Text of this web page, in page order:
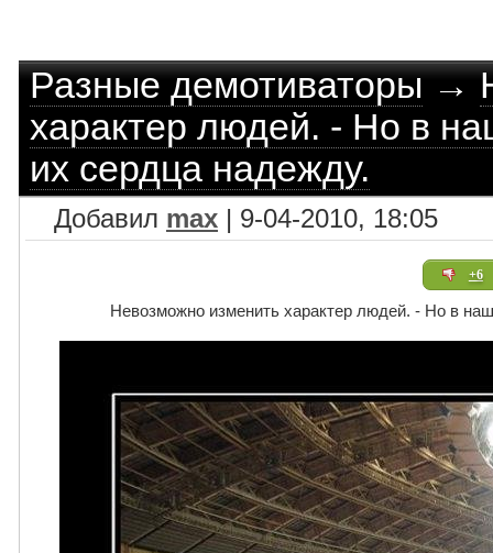
Разные демотиваторы→
характер людей. - Но в
их сердца надежду.
Добавил max | 9-04-2010, 18:05
+6
Невозможно изменить характер людей. - Но в